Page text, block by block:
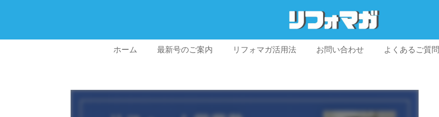
ホーム 最新号のご案内 リフォマガ活用法 お問い合わせ よくあるご質問